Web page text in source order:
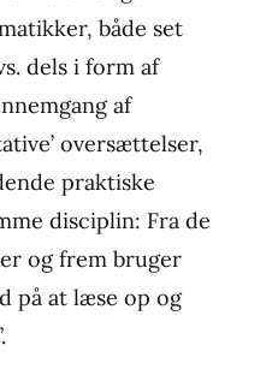
både set
dels i form af
af
oversættelser,
praktiske
disciplin: Fra de
og frem bruger
på at læse op og